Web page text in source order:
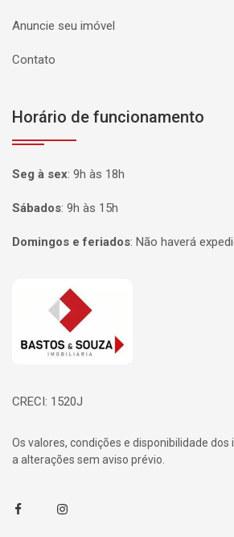
Anuncie seu imóvel
Contato
Horário de funcionamento
Seg à sex: 9h às 18h
Sábados: 9h às 15h
Domingos e feriados: Não haverá
Página inicial
CRECI: 1520J
Os valores, condições e disponibilidade
a alterações sem aviso prévio.
FacebookInstagram